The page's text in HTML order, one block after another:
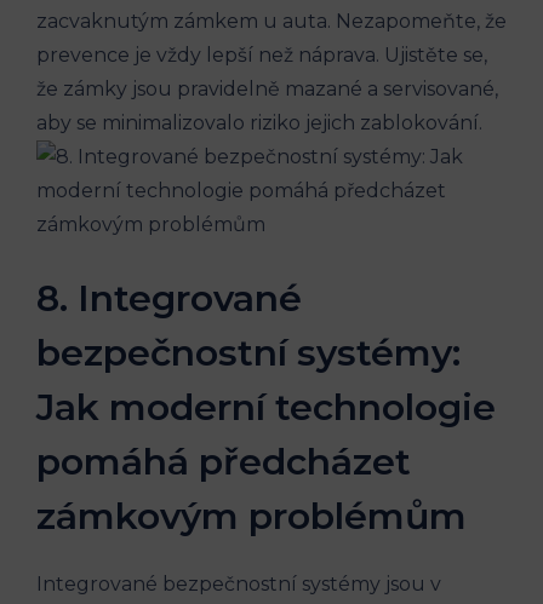
zacvaknutým zámkem u auta. ⁢Nezapomeňte, že
prevence je​ vždy ⁢lepší než⁤ náprava. ‍Ujistěte se,
že zámky jsou pravidelně mazané a ‍servisované,⁤
aby se minimalizovalo riziko⁣ jejich zablokování.
8. Integrované
‍bezpečnostní systémy:
Jak moderní technologie⁢
pomáhá předcházet⁤
zámkovým problémům
Integrované ​bezpečnostní systémy ⁢jsou v